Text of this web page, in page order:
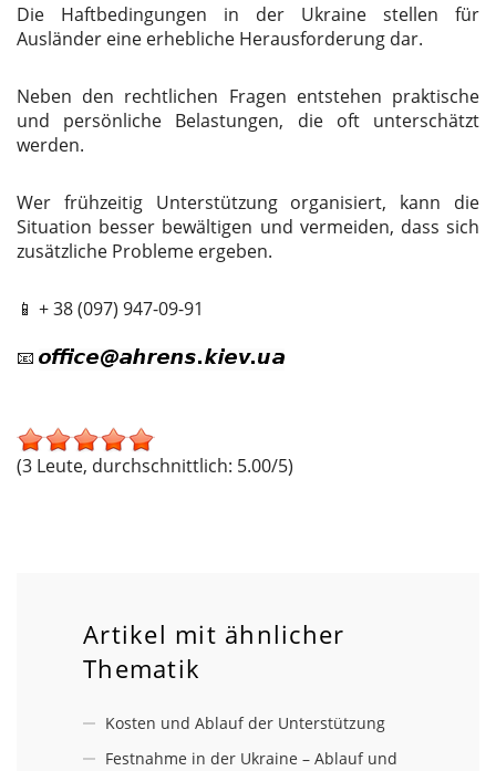
Die Haftbedingungen in der Ukraine stellen für
Ausländer eine erhebliche Herausforderung dar.
Neben den rechtlichen Fragen entstehen praktische
und persönliche Belastungen, die oft unterschätzt
werden.
Wer frühzeitig Unterstützung organisiert, kann die
Situation besser bewältigen und vermeiden, dass sich
zusätzliche Probleme ergeben.
📱 + 38 (097) 947-09-91
📧
(3 Leute, durchschnittlich: 5.00/5)
Artikel mit ähnlicher
Thematik
Kosten und Ablauf der Unterstützung
Festnahme in der Ukraine – Ablauf und